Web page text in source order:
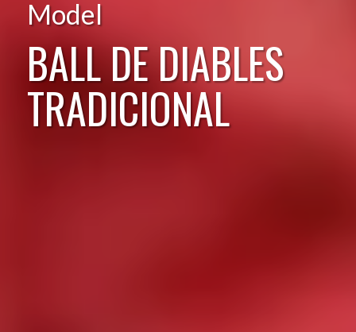
Model
BALL DE DIABLES
TRADICIONAL